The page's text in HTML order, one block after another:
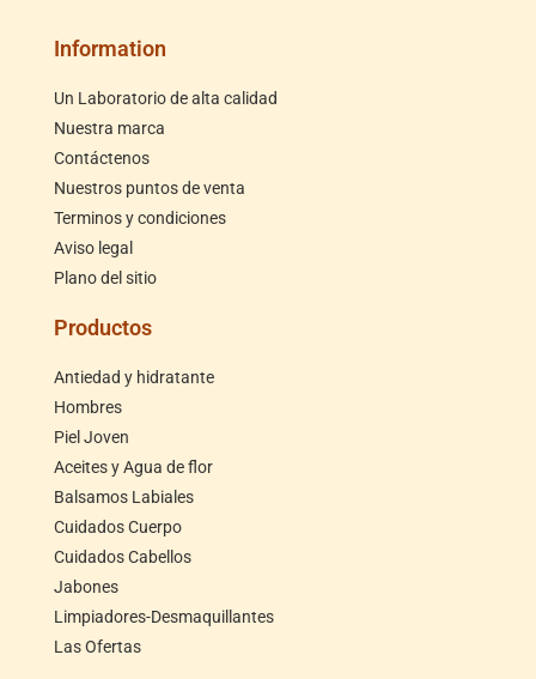
Information
Un Laboratorio de alta calidad
Nuestra marca
Contáctenos
Nuestros puntos de venta
Terminos y condiciones
Aviso legal
Plano del sitio
Productos
Antiedad y hidratante
Hombres
Piel Joven
Aceites y Agua de flor
Balsamos Labiales
Cuidados Cuerpo
Cuidados Cabellos
Jabones
Limpiadores-Desmaquillantes
Las Ofertas